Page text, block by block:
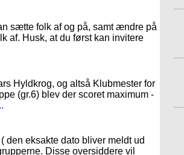
sætte folk af og på, samt ændre på
af. Husk, at du først kan invitere
Hyldkrog, og altså Klubmester for
(gr.6) blev der scoret maximum -
den eksakte dato bliver meldt ud
Disse oversiddere vil